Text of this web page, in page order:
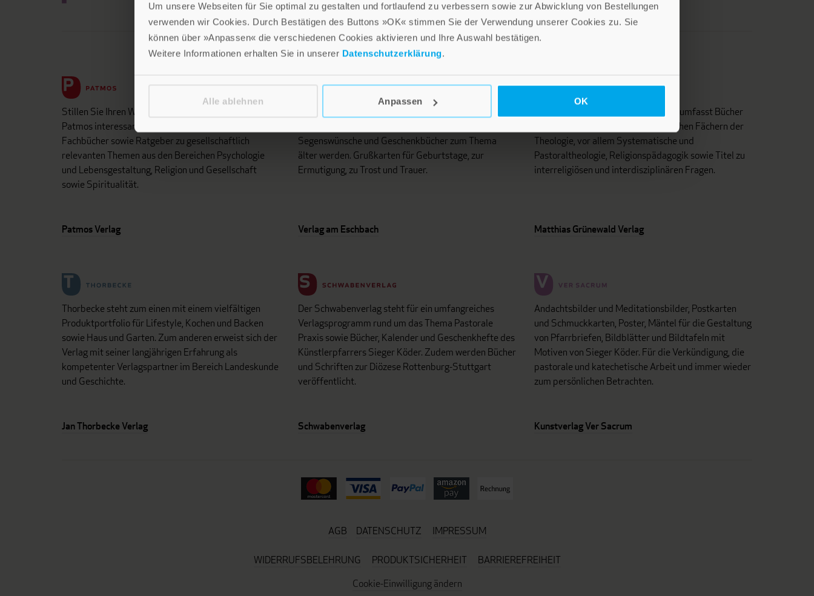
Um unsere Webseiten für Sie optimal zu gestalten und fortlaufend zu verbessern sowie zur Abwicklung von Bestellungen
verwenden wir Cookies. Durch Bestätigen des Buttons »OK« stimmen Sie der Verwendung unserer Cookies zu. Sie
können über »Anpassen« die verschiedenen Cookies aktivieren und Ihre Auswahl bestätigen.
Weitere Informationen erhalten Sie in unserer Datenschutzerklärung.
Alle ablehnen Anpassen OK
Die Verlage der Verlagsgruppe Patmos
Stillen Sie Ihren Wissensdurst und entdecken Sie bei
Patmos interessante und aufschlussreiche Sach- und
Fachbücher sowie Ratgeber zu gesellschaftlich
relevanten Themen aus den Bereichen Psychologie
und Lebensgestaltung, Religion und Gesellschaft
sowie Spiritualität.
Patmos Verlag
Segenswünsche und Geschenkbücher zum Thema
älter werden. Grußkarten für Geburtstage, zur
Ermutigung, zu Trost und Trauer.
Verlag am Eschbach
Das Programm dieses Fachverlages umfasst Bücher
und Zeitschriften aus unterschiedlichen Fächern der
Theologie, vor allem Systematische und
Pastoraltheologie, Religionspädagogik sowie Titel zu
interreligiösen und interdisziplinären Fragen.
Matthias Grünewald Verlag
Thorbecke steht zum einen mit einem vielfältigen
Produktportfolio für Lifestyle, Kochen und Backen
sowie Haus und Garten. Zum anderen erweist sich der
Verlag mit seiner langjährigen Erfahrung als
kompetenter Verlagspartner im Bereich Landeskunde
und Geschichte.
Jan Thorbecke Verlag
Der Schwabenverlag steht für ein umfangreiches
Verlagsprogramm rund um das Thema Pastorale
Praxis sowie Bücher, Kalender und Geschenkhefte des
Künstlerpfarrers Sieger Köder. Zudem werden Bücher
und Schriften zur Diözese Rottenburg-Stuttgart
veröffentlicht.
Schwabenverlag
Andachtsbilder und Meditationsbilder, Postkarten
und Schmuckkarten, Poster, Mäntel für die Gestaltung
von Pfarrbriefen, Bildblätter und Bildtafeln mit
Motiven von Sieger Köder. Für die Verkündigung, die
pastorale und katechetische Arbeit und immer wieder
zum persönlichen Betrachten.
Kunstverlag Ver Sacrum
AGB DATENSCHUTZ IMPRESSUM
WIDERRUFSBELEHRUNG PRODUKTSICHERHEIT
BARRIEREFREIHEIT
Cookie-Einwilligung ändern